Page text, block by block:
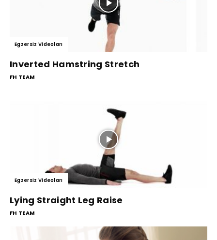
Egzersiz Videoları
Inverted Hamstring Stretch
FH TEAM
Egzersiz Videoları
Lying Straight Leg Raise
FH TEAM